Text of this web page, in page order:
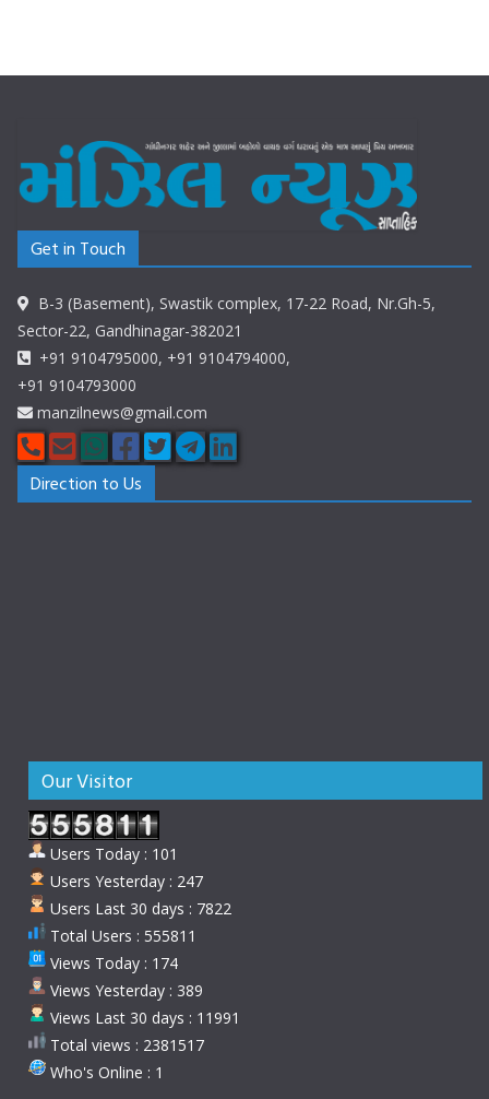
Get in Touch
B-3 (Basement), Swastik complex, 17-22 Road, Nr.Gh-5,
Sector-22, Gandhinagar-382021
+91 9104795000, +91 9104794000,
+91 9104793000
manzilnews@gmail.com
Direction to Us
Our Visitor
Users Today : 101
Users Yesterday : 247
Users Last 30 days : 7822
Total Users : 555811
Views Today : 174
Views Yesterday : 389
Views Last 30 days : 11991
Total views : 2381517
Who's Online : 1